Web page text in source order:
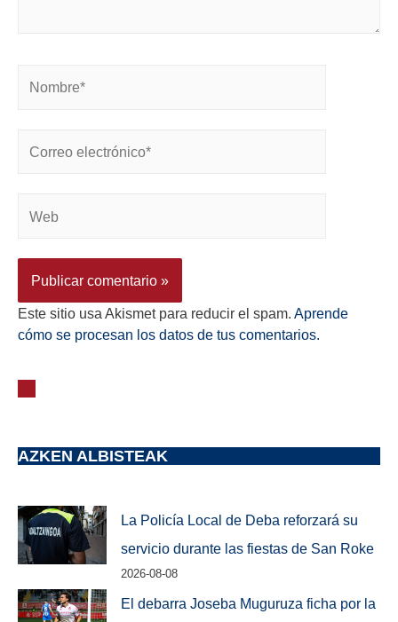
Este sitio usa Akismet para reducir el spam. Aprende
cómo se procesan los datos de tus comentarios.
AZKEN ALBISTEAK
La Policía Local de Deba reforzará su
servicio durante las fiestas de San Roke
2026-08-08
El debarra Joseba Muguruza ficha por la